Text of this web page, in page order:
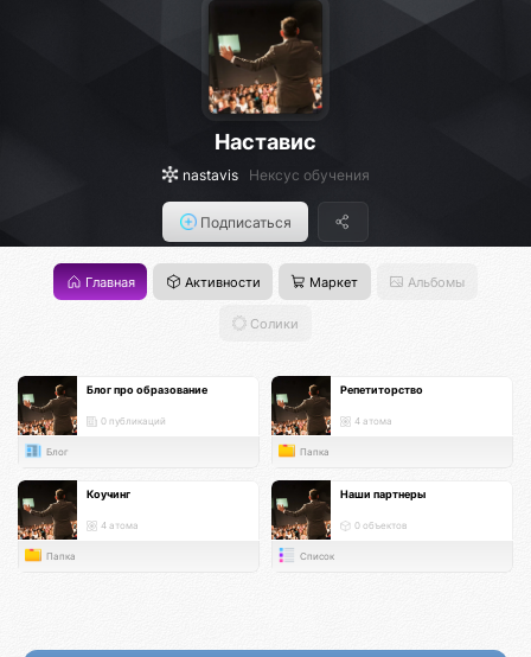
Наставис
nastavis Нексус обучения
Подписаться
Главная Активности Маркет Альбомы
Солики
Блог про образование
0 публикаций
Блог
Репетиторство
4 атома
Папка
Коучинг
4 атома
Папка
Наши партнеры
0 объектов
Список